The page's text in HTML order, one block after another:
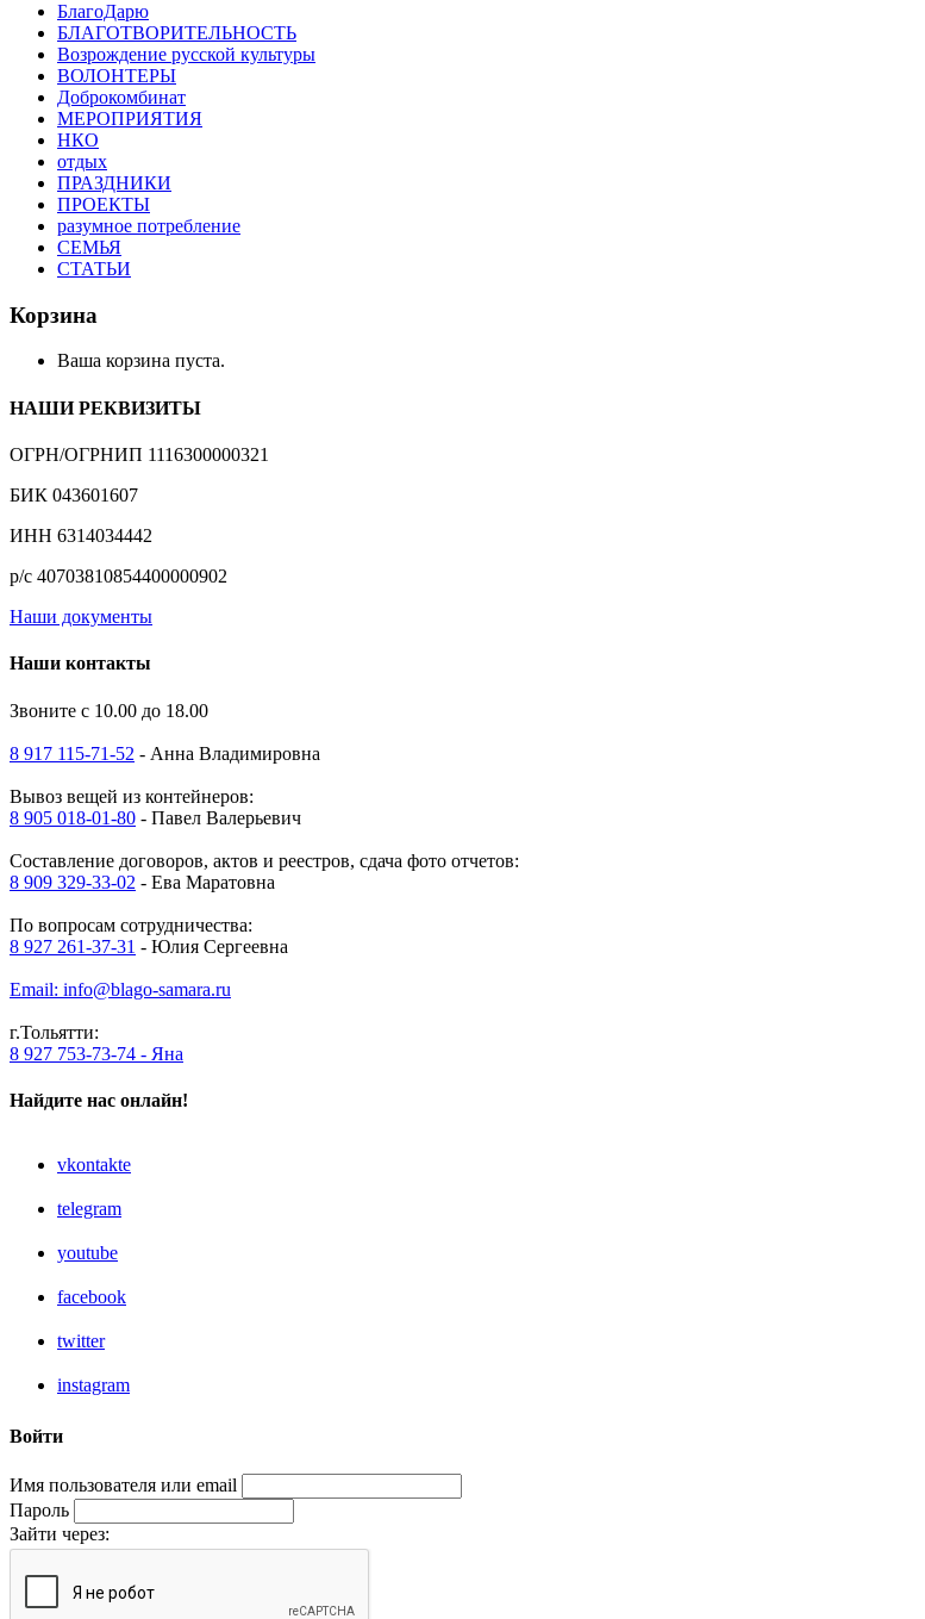
БлагоДарю
БЛАГОТВОРИТЕЛЬНОСТЬ
Возрождение русской культуры
ВОЛОНТЕРЫ
Доброкомбинат
МЕРОПРИЯТИЯ
НКО
отдых
ПРАЗДНИКИ
ПРОЕКТЫ
разумное потребление
СЕМЬЯ
СТАТЬИ
Корзина
Ваша корзина пуста.
НАШИ РЕКВИЗИТЫ
ОГРН/ОГРНИП 1116300000321
БИК 043601607
ИНН 6314034442
р/с 40703810854400000902
Наши документы
Наши контакты
Звоните с 10.00 до 18.00
8 917 115-71-52 - Анна Владимировна
Вывоз вещей из контейнеров:
8 905 018-01-80 - Павел Валерьевич
Составление договоров, актов и реестров, сдача фото отчетов:
8 909 329-33-02 - Ева Маратовна
По вопросам сотрудничества:
8 927 261-37-31 - Юлия Сергеевна
Email: info@blago-samara.ru
г.Тольятти:
8 927 753-73-74 - Яна
Найдите нас онлайн!
vkontakte
telegram
youtube
facebook
twitter
instagram
Войти
Имя пользователя или email
Пароль
Зайти через: